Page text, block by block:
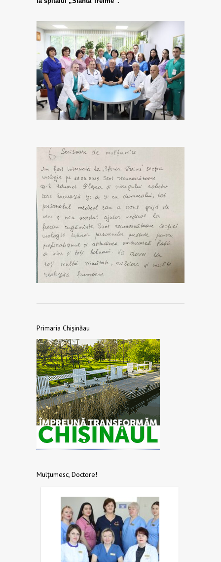
Primaria Chișinăau
Mulțumesc, Doctore!